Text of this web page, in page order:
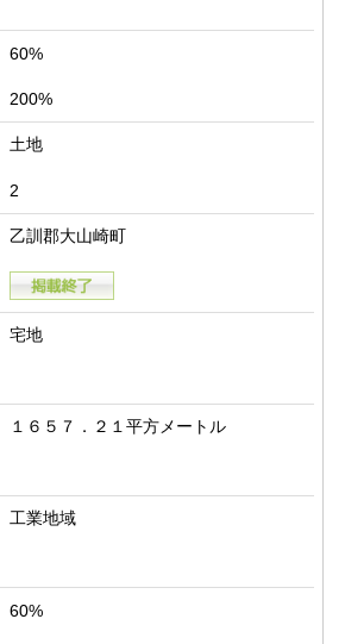
60%
200%
土地
2
乙訓郡大山崎町
宅地
１６５７．２１平方メートル
工業地域
60%